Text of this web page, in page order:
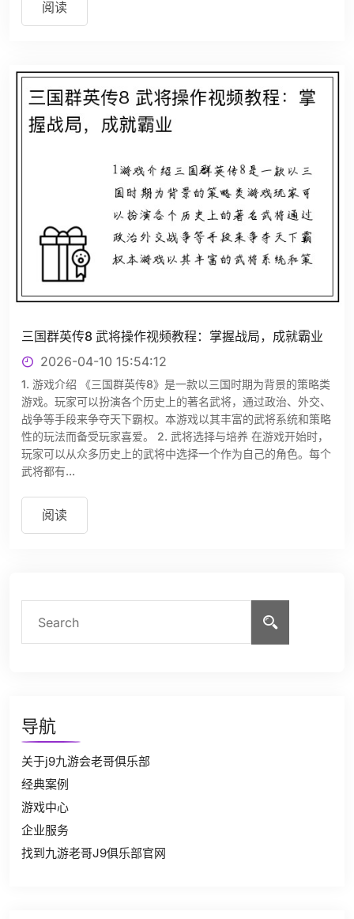
阅读
三国群英传8 武将操作视频教程：掌握战局，成就霸业
2026-04-10 15:54:12
1. 游戏介绍 《三国群英传8》是一款以三国时期为背景的策略类
游戏。玩家可以扮演各个历史上的著名武将，通过政治、外交、
战争等手段来争夺天下霸权。本游戏以其丰富的武将系统和策略
性的玩法而备受玩家喜爱。 2. 武将选择与培养 在游戏开始时，
玩家可以从众多历史上的武将中选择一个作为自己的角色。每个
武将都有...
阅读
导航
关于j9九游会老哥俱乐部
经典案例
游戏中心
企业服务
找到九游老哥J9俱乐部官网